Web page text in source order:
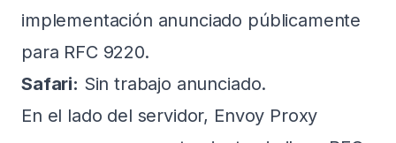
implementación anunciado públicamente
para RFC 9220.
Safari: Sin trabajo anunciado.
En el lado del servidor, Envoy Proxy